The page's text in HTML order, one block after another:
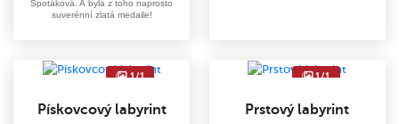
Špotáková. A byla z toho naprosto
suverénní zlatá medaile!
1/1
Pískovcový labyrint
1/1
Prstový labyrint